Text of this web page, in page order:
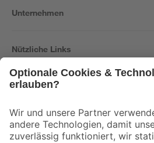
Unternehmen
Nützliche Links
Der toom Newsletter: Keine Angebote und
Zur Newsletter Anmeldung